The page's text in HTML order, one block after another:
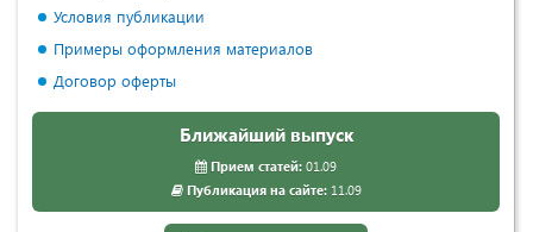
Условия публикации
Примеры оформления материалов
Договор оферты
Ближайший выпуск
Прием статей: 01.09
Публикация на сайте:11.09